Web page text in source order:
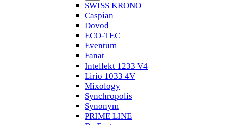
SWISS KRONO
Caspian
Dovod
ECO-TEC
Eventum
Fanat
Intellekt 1233 V4
Lirio 1033 4V
Mixology
Synchropolis
Synonym
PRIME LINE